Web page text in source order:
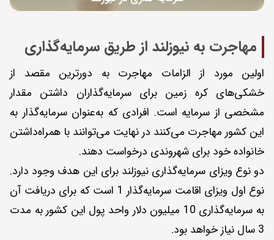
مهاجرت به نیوزلند از طریق سرمایه‌گذاری
اولین مورد از الزامات مهاجرت به دورترین مقصد از
خشکی‌های کره زمین برای سرمایه‌گذاران داشتن مقدار
مشخصی از سرمایه است. افرادی که به‌عنوان سرمایه‌گذار به
این کشور مهاجرت می‌کنند در نهایت می‌توانند با همراه‌داشتن
خانواده خود برای شهروندی درخواست دهند.
دو نوع ویزای سرمایه‌گذاری نیوزلند برای این هدف وجود دارد.
نوع اول ویزای اقامت سرمایه‌گذار 1 است که برای دریافت آن
به سرمایه‌گذاری 10 میلیون دلار واحد پول این کشور به مدت
3 سال نیاز خواهد بود.